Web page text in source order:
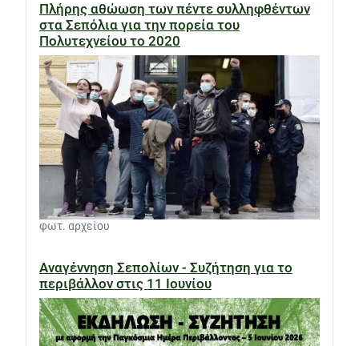
Πλήρης αθώωση των πέντε συλληφθέντων
στα Σεπόλια για την πορεία του
Πολυτεχνείου το 2020
φωτ. αρχείου
Αναγέννηση Σεπολίων - Συζήτηση για το
περιβάλλον στις 11 Ιουνίου